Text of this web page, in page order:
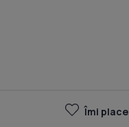
Îmi place